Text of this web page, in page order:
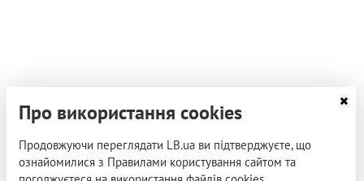
Про використання cookies
Продовжуючи переглядати LB.ua ви підтверджуєте, що
ознайомилися з Правилами користування сайтом та